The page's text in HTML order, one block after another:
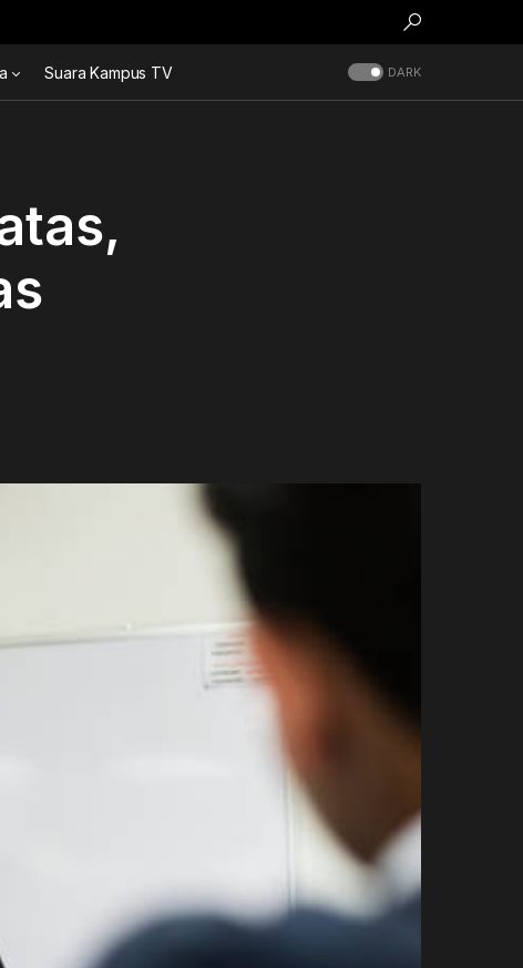
Suara Kampus TV DARK